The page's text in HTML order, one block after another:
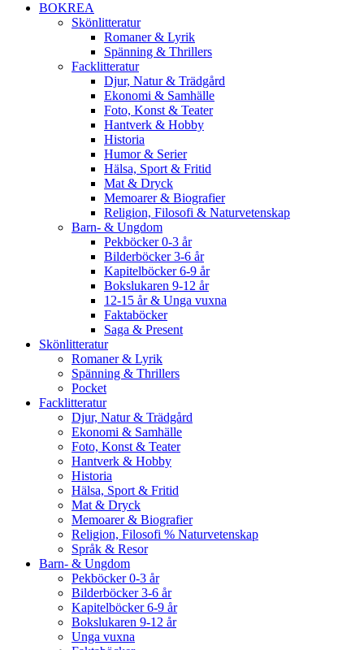
BOKREA
Skönlitteratur
Romaner & Lyrik
Spänning & Thrillers
Facklitteratur
Djur, Natur & Trädgård
Ekonomi & Samhälle
Foto, Konst & Teater
Hantverk & Hobby
Historia
Humor & Serier
Hälsa, Sport & Fritid
Mat & Dryck
Memoarer & Biografier
Religion, Filosofi & Naturvetenskap
Barn- & Ungdom
Pekböcker 0-3 år
Bilderböcker 3-6 år
Kapitelböcker 6-9 år
Bokslukaren 9-12 år
12-15 år & Unga vuxna
Faktaböcker
Saga & Present
Skönlitteratur
Romaner & Lyrik
Spänning & Thrillers
Pocket
Facklitteratur
Djur, Natur & Trädgård
Ekonomi & Samhälle
Foto, Konst & Teater
Hantverk & Hobby
Historia
Hälsa, Sport & Fritid
Mat & Dryck
Memoarer & Biografier
Religion, Filosofi % Naturvetenskap
Språk & Resor
Barn- & Ungdom
Pekböcker 0-3 år
Bilderböcker 3-6 år
Kapitelböcker 6-9 år
Bokslukaren 9-12 år
Unga vuxna